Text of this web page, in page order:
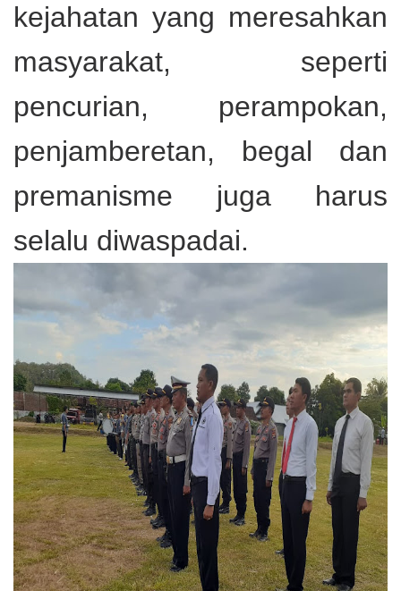
kejahatan yang meresahkan
masyarakat, seperti
pencurian, perampokan,
penjamberetan, begal dan
premanisme juga harus
selalu diwaspadai.